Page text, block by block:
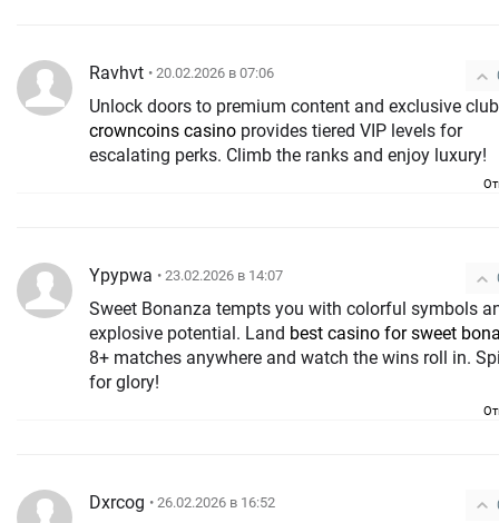
Ravhvt • 20.02.2026 в 07:06
Unlock doors to premium content and exclusive
crowncoins casino provides tiered VIP levels for
escalating perks. Climb the ranks and enjoy luxury!
Ypypwa • 23.02.2026 в 14:07
Sweet Bonanza tempts you with colorful symbols
explosive potential. Land best casino for sweet
8+ matches anywhere and watch the wins roll in.
for glory!
Dxrcog • 26.02.2026 в 16:52